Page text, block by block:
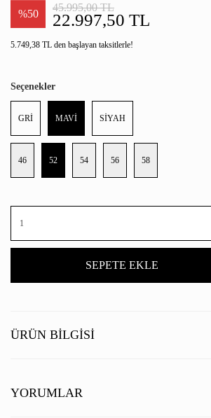
%50 22.997,50 TL
45.995,00 TL
5.749,38 TL den başlayan taksitlerle!
Seçenekler
GRİ MAVİ SİYAH
46 52 54 56 58
SEPETE EKLE
ÜRÜN BILGISI
YORUMLAR